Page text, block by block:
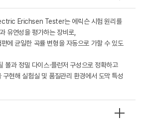
Erichsen Tester는 에릭슨 시험 원리를
유연성을 평가하는 장비로,
에 균일한 곡률 변형을 자동으로 가할 수 있도
볼과 정밀 다이스·플런저 구성으로 정확하고
구현해 실험실 및 품질관리 환경에서 도막 특성